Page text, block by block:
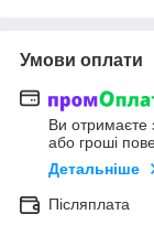
Умови оплати
Ви отримаєте
або гроші
Детальніше
Післяплата